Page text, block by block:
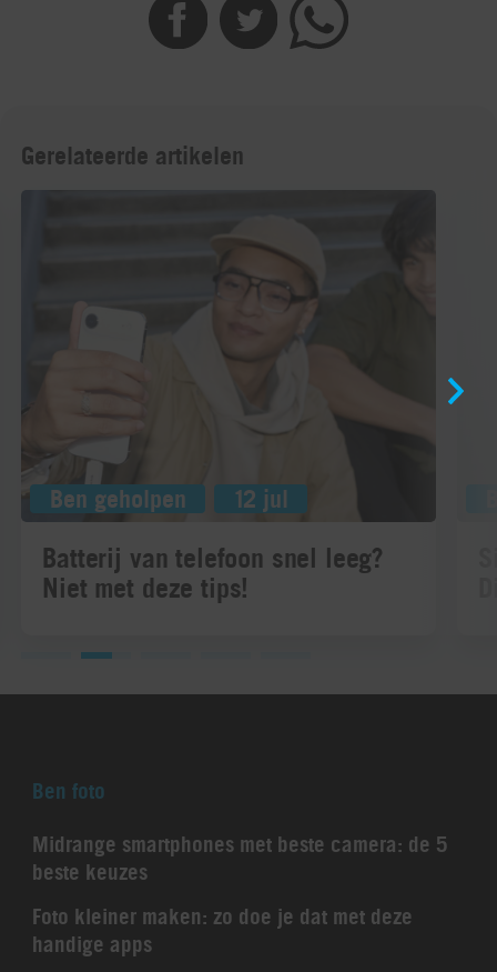
Gerelateerde artikelen
Ben geholpen 12 jul
Batterij van telefoon snel leeg?
Niet met deze tips!
Ben foto
Midrange smartphones met beste camera: de 5
beste keuzes
Foto kleiner maken: zo doe je dat met deze
handige apps